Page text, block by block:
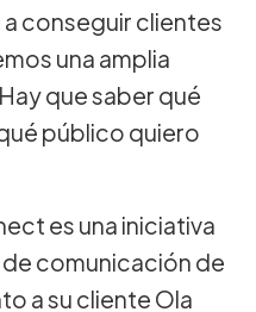
conseguir clientes
una amplia
que saber qué
público quiero
es una iniciativa
comunicación de
a su cliente Ola